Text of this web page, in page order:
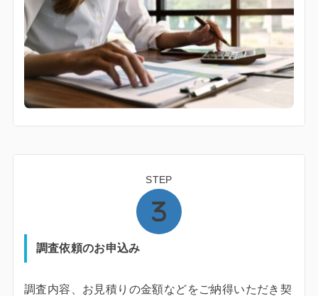
STEP
調査依頼のお申込み
調査内容、お見積りの金額などをご納得いただき契